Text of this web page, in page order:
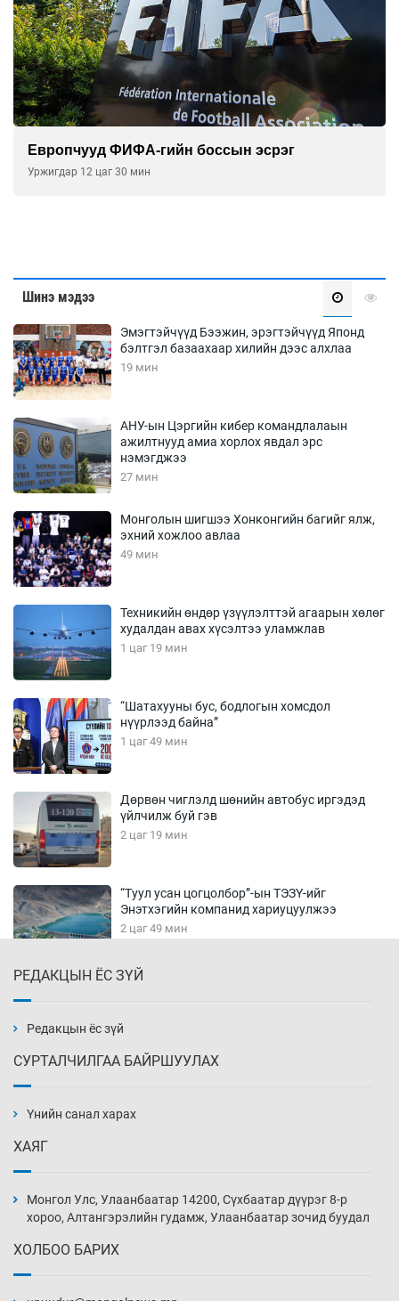
Европчууд ФИФА-гийн боссын эсрэг
Уржигдар 12 цаг 30 мин
Шинэ мэдээ
Эмэгтэйчүүд Бээжин, эрэгтэйчүүд Японд
бэлтгэл базаахаар хилийн дээс алхлаа
19 мин
АНУ-ын Цэргийн кибер командлалаын
ажилтнууд амиа хорлох явдал эрс
нэмэгджээ
27 мин
Монголын шигшээ Хонконгийн багийг ялж,
эхний хожлоо авлаа
49 мин
Техникийн өндөр үзүүлэлттэй агаарын хөлөг
худалдан авах хүсэлтээ уламжлав
1 цаг 19 мин
“Шатахууны бус, бодлогын хомсдол
нүүрлээд байна”
1 цаг 49 мин
Дөрвөн чиглэлд шөнийн автобус иргэдэд
үйлчилж буй гэв
2 цаг 19 мин
“Туул усан цогцолбор”-ын ТЭЗҮ-ийг
Энэтхэгийн компанид хариуцуулжээ
2 цаг 49 мин
3 цаг 19 мин
3 цаг 49 мин
4 цаг 19 мин
РЕДАКЦЫН ЁС ЗҮЙ
Редакцын ёс зүй
СУРТАЛЧИЛГАА БАЙРШУУЛАХ
Үнийн санал харах
ХАЯГ
Монгол Улс, Улаанбаатар 14200, Сүхбаатар дүүрэг 8-р
хороо, Алтангэрэлийн гудамж, Улаанбаатар зочид буудал
ХОЛБОО БАРИХ